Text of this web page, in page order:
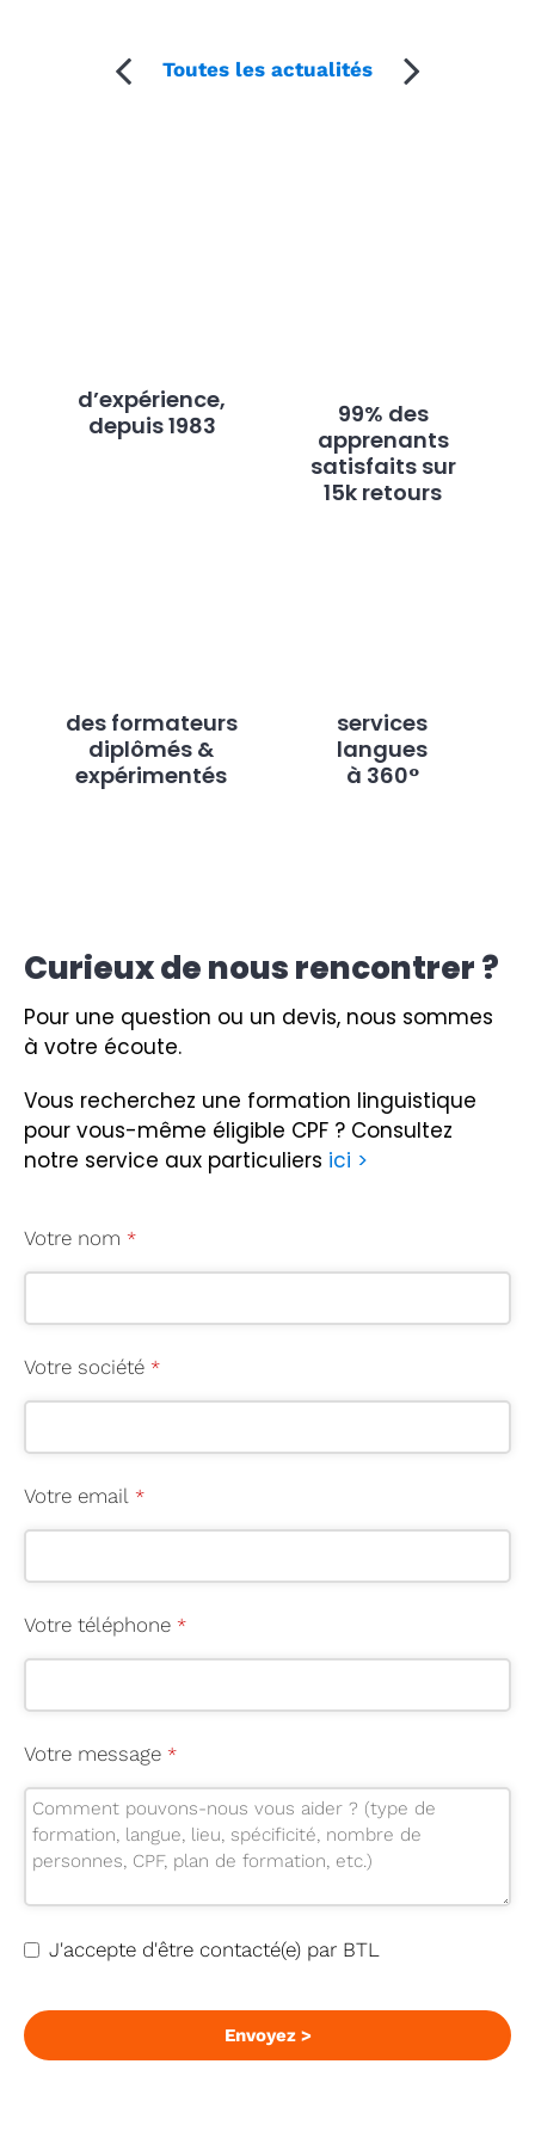
Toutes les actualités
d’expérience,
depuis 1983
99% des
apprenants
satisfaits sur
15k retours
des formateurs
diplômés &
expérimentés
services
langues
à 360°
Curieux de nous rencontrer ?
Pour une question ou un devis, nous sommes
à votre écoute.
Vous recherchez une formation linguistique
pour vous-même éligible CPF ? Consultez
notre service aux particuliers ici >
Votre nom *
Votre société *
Votre email *
Votre téléphone *
Votre message *
J'accepte d'être contacté(e) par BTL
Envoyez >